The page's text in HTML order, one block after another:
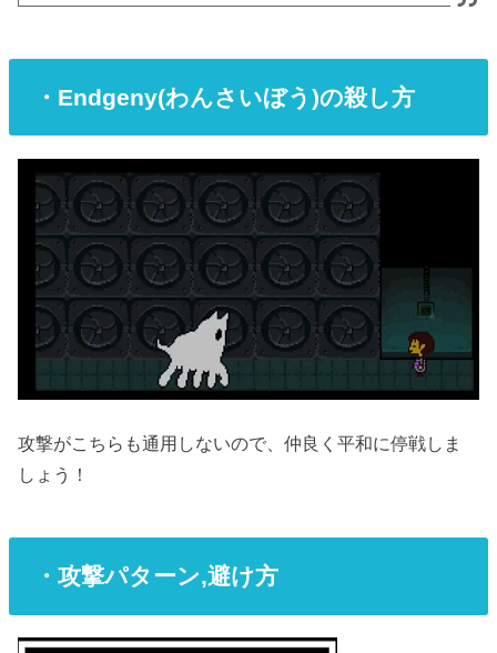
・Endgeny(わんさいぼう)の殺し方
攻撃がこちらも通用しないので、仲良く平和に停戦しま
しょう！
・攻撃パターン,避け方